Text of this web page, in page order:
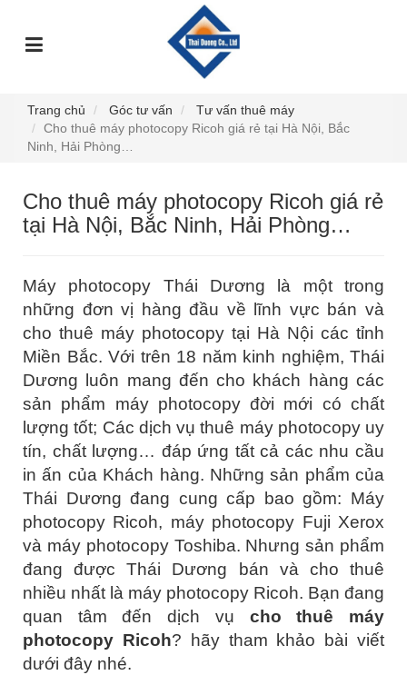
CHỦ
THIỆU
VỤ
KIỆN
TƯ
PHẨM
Trang chủ Góc tư vấn
Tư vấn thuê máy
Cho thuê máy photocopy Ricoh giá rẻ tại Hà Nội, Bắc
Ninh, Hải Phòng…
Cho thuê máy photocopy Ricoh giá rẻ
tại Hà Nội, Bắc Ninh, Hải Phòng…
Máy photocopy Thái Dương là một trong
những đơn vị hàng đầu về lĩnh vực bán và
cho thuê máy photocopy tại Hà Nội các tỉnh
Miền Bắc. Với trên 18 năm kinh nghiệm, Thái
Dương luôn mang đến cho khách hàng các
sản phẩm máy photocopy đời mới có chất
lượng tốt; Các dịch vụ thuê máy photocopy uy
tín, chất lượng… đáp ứng tất cả các nhu cầu
in ấn của Khách hàng. Những sản phẩm của
Thái Dương đang cung cấp bao gồm: Máy
photocopy Ricoh, máy photocopy Fuji Xerox
và máy photocopy Toshiba. Nhưng sản phẩm
đang được Thái Dương bán và cho thuê
nhiều nhất là máy photocopy Ricoh. Bạn đang
quan tâm đến dịch vụ cho thuê máy
photocopy Ricoh? hãy tham khảo bài viết
dưới đây nhé.